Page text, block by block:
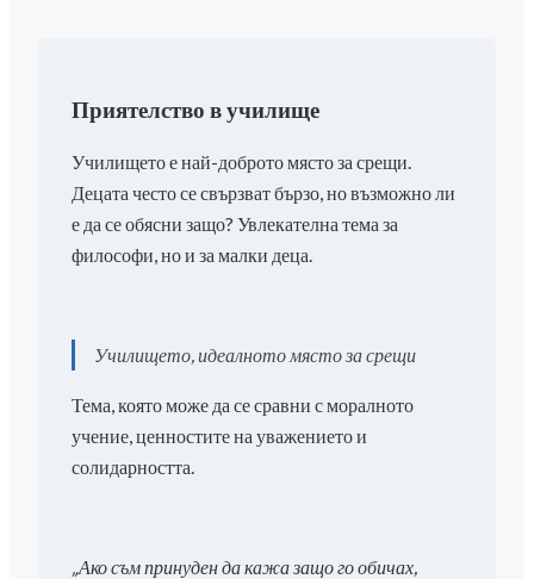
Приятелство в училище
Училището е най-доброто място за срещи.
Децата често се свързват бързо, но възможно ли
е да се обясни защо? Увлекателна тема за
философи, но и за малки деца.
Училището, идеалното място за срещи
Тема, която може да се сравни с моралното
учение, ценностите на уважението и
солидарността.
„Ако съм принуден да кажа защо го обичах,